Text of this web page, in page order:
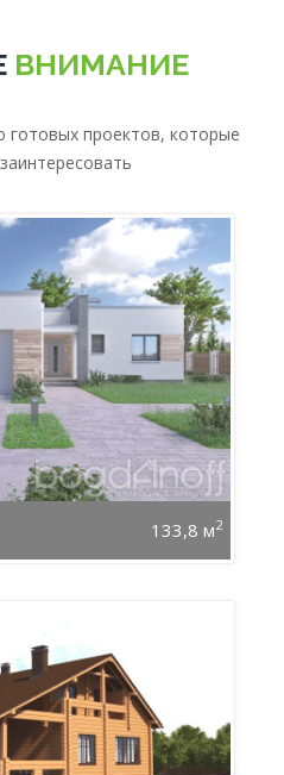
ВНИМАНИЕ
проектов, которые
133,8 м2